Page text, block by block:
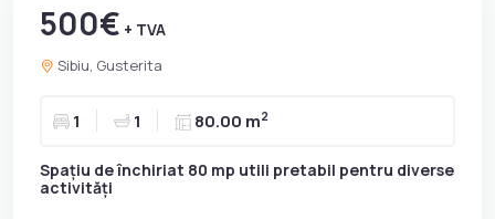
500€ + TVA
Sibiu, Gusterita
1 1 80.00 m2
Spațiu de închiriat 80 mp utili pretabil pentru diverse
activități